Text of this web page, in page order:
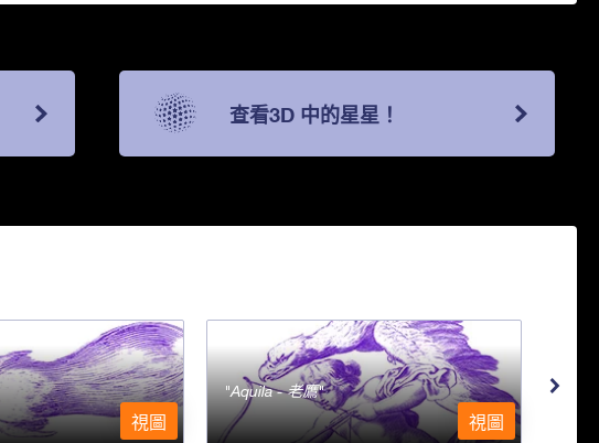
查看3D 中的星星！
視圖
Aquila - 老鷹
視圖